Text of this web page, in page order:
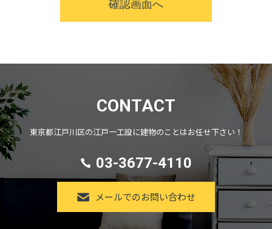
お客さまの同意がある場合
法令に基づき開示することが必要である場合
【個人情報の安全対策】
当社は、個人情報の正確性及び安全性確保のために、セキュリ
ティに万全の対策を講じています。
お客さまがご本人の個人情報の照会・修正・削除などをご希望
される場合には、ご本人であることを確認の上、対応させてい
【法令、規範の遵守と見直し】
当社は、保有する個人情報に関して適用される日本の法令、そ
CONTACT
東京都江戸川区の江戸一工設に建物のことはお任せ下さい！
03-3677-4110
メールでのお問い合わせ